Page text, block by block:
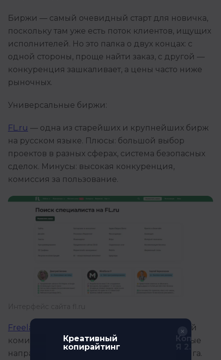
Биржи — самый очевидный старт для новичка,
поскольку там уже есть поток клиентов, ищущих
исполнителей. Но это палка о двух концах: с
одной стороны, проще найти заказ, с другой —
конкуренция зашкаливает, а цены часто ниже
рыночных.
Универсальные биржи:
FL.ru — одна из старейших и крупнейших бирж
на русском языке. Плюсы: большой выбор
проектов в разных сферах, система безопасных
сделок. Минусы: высокая конкуренция,
комиссия за пользование.
Freelance.ru
— похожа на FL.ru, но с меньшей
комиссией. Здесь тоже представлены разные
направления, от разработки до копирайтинга.
Креативный
копирайтинг